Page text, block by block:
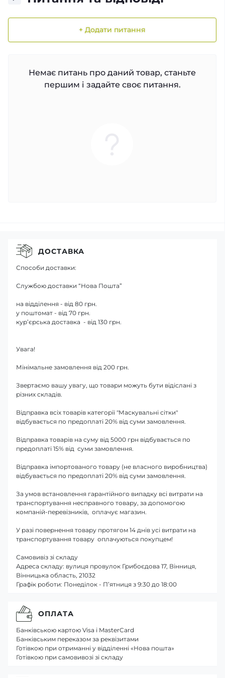
+ Додати питання
Немає питань про даний товар, станьте
першим і задайте своє питання.
ДОСТАВКА
Способи доставки:
Службою доставки “Нова Пошта”
на відділення - від 80 грн.
у поштомат - від 70 грн.
кур’єрська доставка - від 130 грн.
Увага!
Мінімальне замовлення від 200 грн.
Звертаємо вашу увагу, що товари можуть бути відіслані з
різних складів.
Відправка всіх товарів категорії "Маскувальні сітки"
відбувається по предоплаті 20% від суми замовлення.
Відправка товарів на суму від 5000 грн відбувається по
предоплаті 15% від суми замовлення.
Відправка імпортованого товару (не власного виробництва)
відбувається по предоплаті 20% від суми замовлення.
За умов встановлення гарантійного випадку всі витрати на
транспортування несправного товару, за допомогою
компаній-перевізників, оплачує магазин.
У разі повернення товару протягом 14 днів усі витрати на
транспортування товару оплачуються покупцем!
Самовивіз зі складу
Адреса складу: вулиця провулок Грибоєдова 17, Вінниця,
Вінницька область, 21032
Графік роботи: Понеділок - П’ятниця з 9:30 до 18:00
ОПЛАТА
Банківською картою Visa і MasterCard
Банківським переказом за реквізитами
Готівкою при отриманні у відділенні «Нова пошта»
Готівкою при самовивозі зі складу